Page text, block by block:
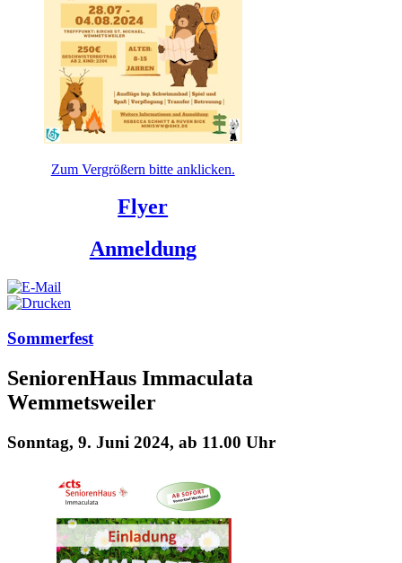
Zum Vergrößern bitte anklicken.
Flyer
Anmeldung
Sommerfest
SeniorenHaus Immaculata
Wemmetsweiler
Sonntag, 9. Juni 2024, ab 11.00 Uhr